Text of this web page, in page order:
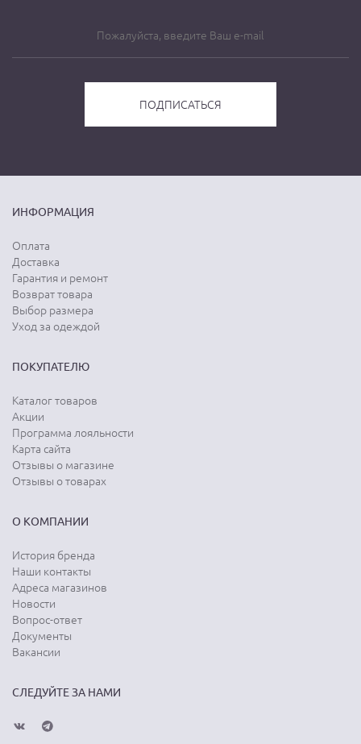
ИНФОРМАЦИЯ
Оплата
Доставка
Гарантия и ремонт
Возврат товара
Выбор размера
Уход за одеждой
ПОКУПАТЕЛЮ
Каталог товаров
Акции
Программа лояльности
Карта сайта
Отзывы о магазине
Отзывы о товарах
О КОМПАНИИ
История бренда
Наши контакты
Адреса магазинов
Новости
Вопрос-ответ
Документы
Вакансии
СЛЕДУЙТЕ ЗА НАМИ